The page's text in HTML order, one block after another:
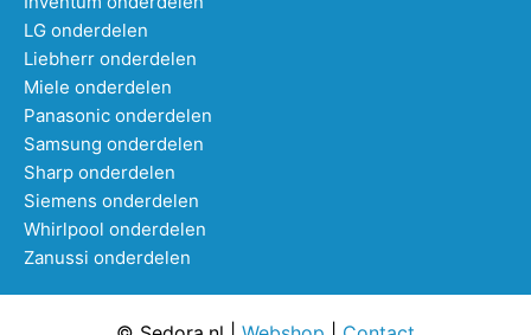
LG onderdelen
Liebherr onderdelen
Miele onderdelen
Panasonic onderdelen
Samsung onderdelen
Sharp onderdelen
Siemens onderdelen
Whirlpool onderdelen
Zanussi onderdelen